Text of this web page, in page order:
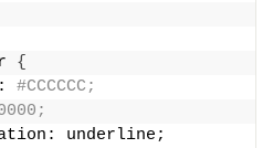
{
#CCCCCC;
underline;